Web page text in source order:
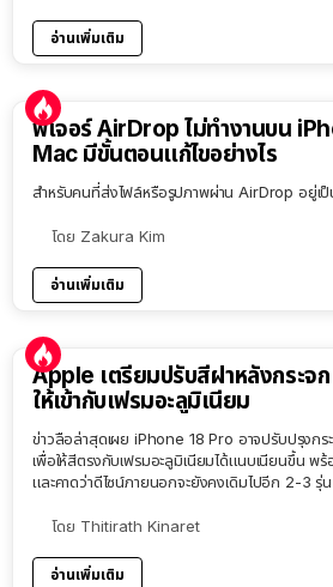
อ่านเพิ่มเติม
ฟีเจอร์ AirDrop ไม่ทำงานบน
Mac มีขั้นตอนแก้ไขอย่างไร
สำหรับคนที่ส่งไฟล์หรือรูปภาพผ่าน AirDrop อยู่เ
โดย Zakura Kim
อ่านเพิ่มเติม
Apple เตรียมปรับสีฝาหลังกระจ
ให้เข้ากับเฟรมอะลูมิเนียม
ข่าวลือล่าสุดเผย iPhone 18 Pro อาจปรับปรุงกร
เพื่อให้สีตรงกับเฟรมอะลูมิเนียมได้แนบเนียนขึ้น พร้
และคาดว่าดีไซน์ภายนอกจะยังคงเดิมไปอีก 2-3 รุ่น
โดย Thitirath Kinaret
อ่านเพิ่มเติม